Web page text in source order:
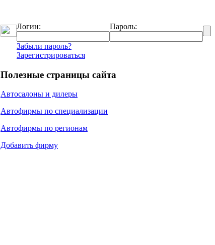
Логин: Пароль:
Забыли пароль?
Зарегистрироваться
Полезные страницы сайта
Автосалоны и дилеры
Автофирмы по специализации
Автофирмы по регионам
Добавить фирму